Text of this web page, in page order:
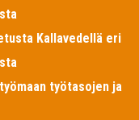
Kallavedellä eri
työtasojen ja